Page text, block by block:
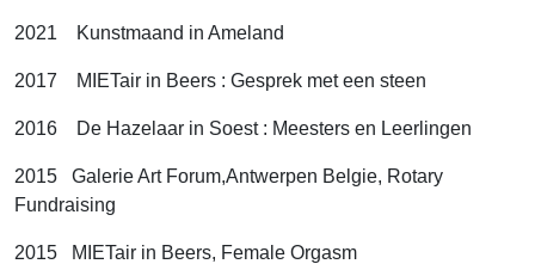
2021 Kunstmaand in Ameland
2017 MIETair in Beers : Gesprek met een steen
2016 De Hazelaar in Soest : Meesters en Leerlingen
2015 Galerie Art Forum,Antwerpen Belgie, Rotary
Fundraising
2015 MIETair in Beers, Female Orgasm